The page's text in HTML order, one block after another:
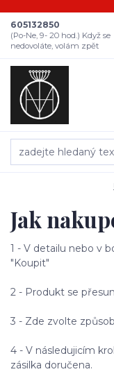
605132850
(Po-Ne, 9- 20 hod.) Když se
nedovoláte, volám zpět
Jak
1 - V detailu nebo v
"Koupit"
2 - Produkt se
3 - Zde zvolte
4 - V následujicím
zásilka doručena.